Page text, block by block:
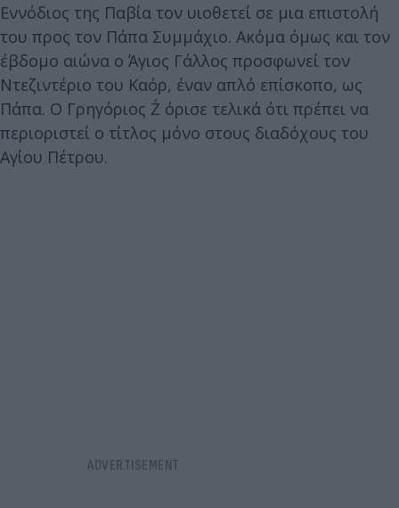
Εννόδιος της Παβία τον υιοθετεί σε μια επιστολή
του προς τον Πάπα Συμμάχιο. Ακόμα όμως και τον
έβδομο αιώνα ο Άγιος Γάλλος προσφωνεί τον
Ντεζιντέριο του Καόρ, έναν απλό επίσκοπο, ως
Πάπα. Ο Γρηγόριος Ζ΄ όρισε τελικά ότι πρέπει να
περιοριστεί ο τίτλος μόνο στους διαδόχους του
Αγίου Πέτρου.